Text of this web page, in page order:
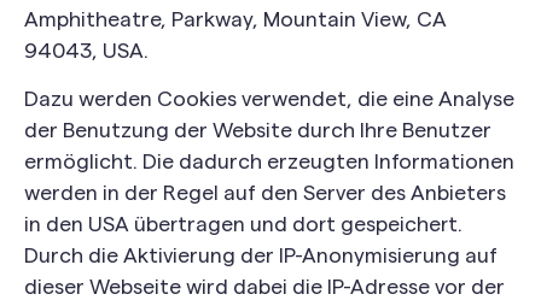
Amphitheatre, Parkway, Mountain View, CA
94043, USA.
Dazu werden Cookies verwendet, die eine Analyse
der Benutzung der Website durch Ihre Benutzer
ermöglicht. Die dadurch erzeugten Informationen
werden in der Regel auf den Server des Anbieters
in den USA übertragen und dort gespeichert.
Durch die Aktivierung der IP-Anonymisierung auf
dieser Webseite wird dabei die IP-Adresse vor der